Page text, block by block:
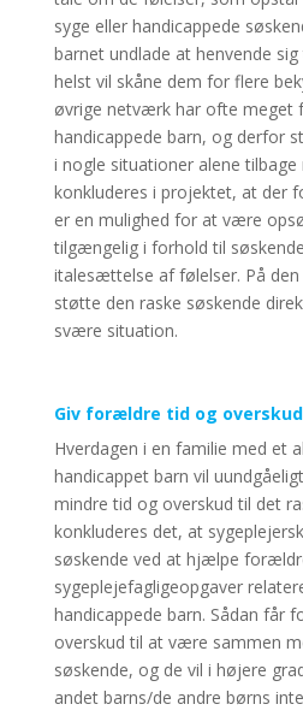
syge eller handicappede
barnet undlade at henvende
helst vil skåne dem for flere
øvrige netværk har ofte meget
handicappede barn, og derfor
i nogle situationer alene
konkluderes i projektet, at der
er en mulighed for at være
tilgængelig i forhold til
italesættelse af følelser. På den
støtte den raske søskende
svære situation.
Giv forældre tid og
Hverdagen i en familie med et
handicappet barn vil
mindre tid og overskud til det
konkluderes det, at
søskende ved at hjælpe
sygeplejefagligeopgaver
handicappede barn. Sådan får
overskud til at være sammen
søskende, og de vil i højere
andet barns/de andre børns